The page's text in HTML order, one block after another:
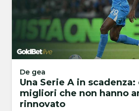
De gea
Una Serie A in
migliori che non hanno
rinnovato